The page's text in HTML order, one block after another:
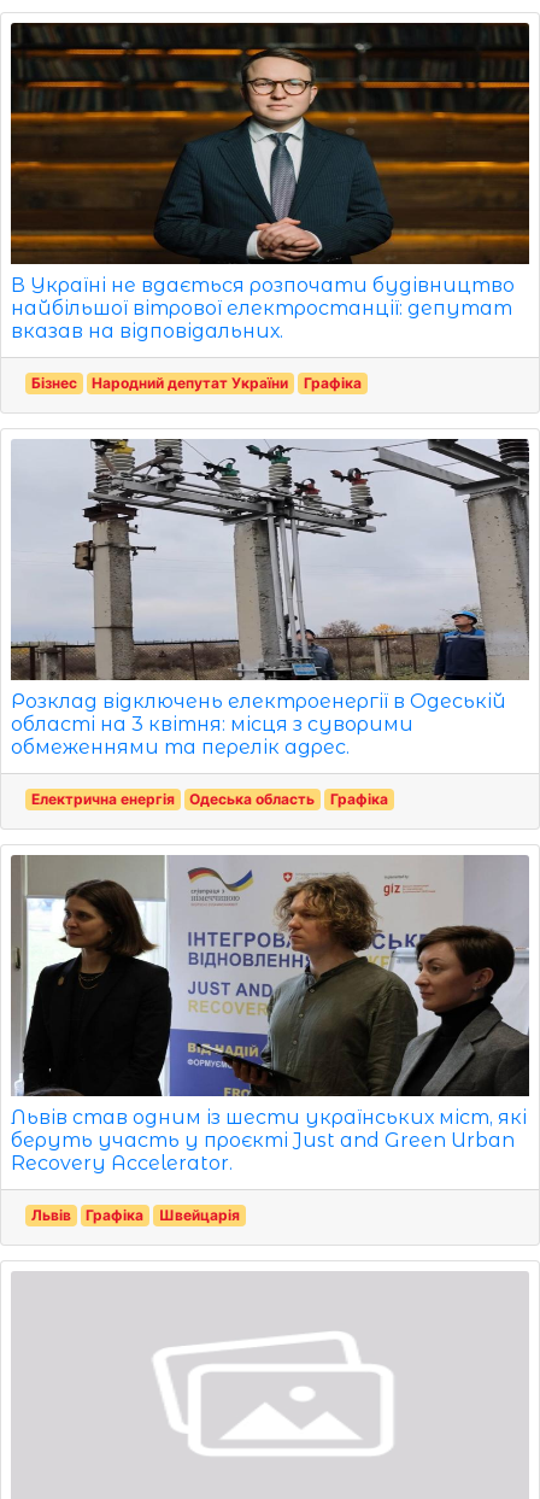
В Україні не вдається розпочати будівництво
найбільшої вітрової електростанції: депутат
вказав на відповідальних.
Бізнес Народний депутат України Графіка
Розклад відключень електроенергії в Одеській
області на 3 квітня: місця з суворими
обмеженнями та перелік адрес.
Електрична енергія Одеська область Графіка
Львів став одним із шести українських міст, які
беруть участь у проєкті Just and Green Urban
Recovery Accelerator.
Львів Графіка Швейцарія